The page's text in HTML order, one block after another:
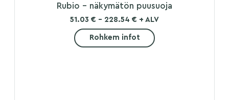
Rubio - näkymätön puusuoja
51.03 € - 228.54 € + ALV
Rohkem infot